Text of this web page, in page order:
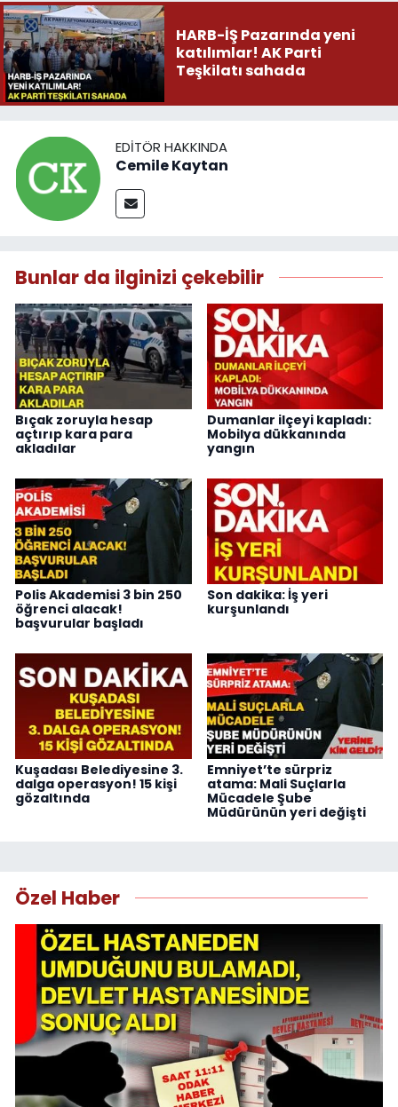
HARB-İŞ Pazarında yeni
katılımlar! AK Parti
Teşkilatı sahada
EDITÖR HAKKINDA
Cemile Kaytan
Bunlar da ilginizi çekebilir
Bıçak zoruyla hesap
açtırıp kara para
akladılar
Dumanlar ilçeyi kapladı:
Mobilya dükkanında
yangın
Polis Akademisi 3 bin 250
öğrenci alacak!
başvurular başladı
Son dakika: İş yeri
kurşunlandı
Kuşadası Belediyesine 3.
dalga operasyon! 15 kişi
gözaltında
Emniyet’te sürpriz
atama: Mali Suçlarla
Mücadele Şube
Müdürünün yeri değişti
Özel Haber